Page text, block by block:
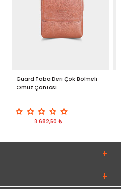
Guard Taba Deri Çok Bölmeli
Omuz Çantası
8.682,50 ₺